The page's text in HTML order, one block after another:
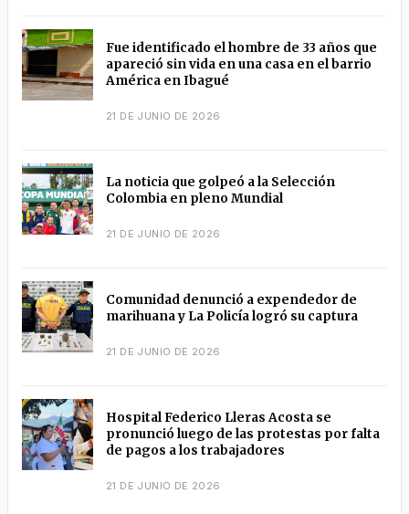
Fue identificado el hombre de 33 años que
apareció sin vida en una casa en el barrio
América en Ibagué
21 DE JUNIO DE 2026
La noticia que golpeó a la Selección
Colombia en pleno Mundial
21 DE JUNIO DE 2026
Comunidad denunció a expendedor de
marihuana y La Policía logró su captura
21 DE JUNIO DE 2026
Hospital Federico Lleras Acosta se
pronunció luego de las protestas por falta
de pagos a los trabajadores
21 DE JUNIO DE 2026